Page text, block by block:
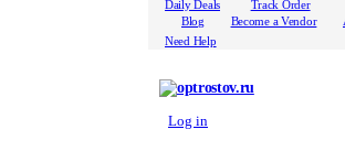
Daily Deals
Track Order
Blog
Become a Vendor
Need Help
Log in